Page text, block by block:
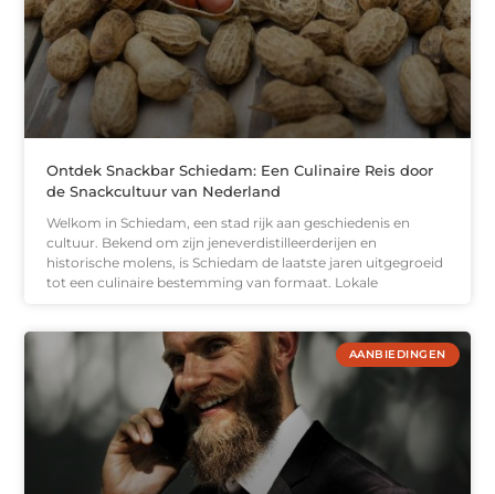
Ontdek Snackbar Schiedam: Een Culinaire Reis door
de Snackcultuur van Nederland
Welkom in Schiedam, een stad rijk aan geschiedenis en
cultuur. Bekend om zijn jeneverdistilleerderijen en
historische molens, is Schiedam de laatste jaren uitgegroeid
tot een culinaire bestemming van formaat. Lokale
AANBIEDINGEN